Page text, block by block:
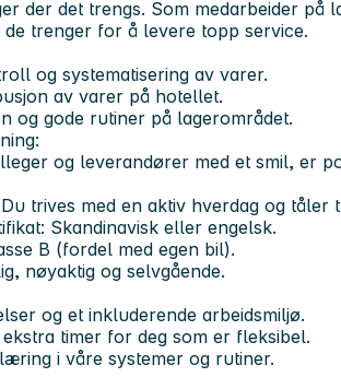
der det trengs. Som medarbeider på
trenger for å levere topp service.
og systematisering av varer.
av varer på hotellet.
og gode rutiner på lagerområdet.
og leverandører med et smil, er
trives med en aktiv hverdag og tåler
Skandinavisk eller engelsk.
B (fordel med egen bil).
nøyaktig og selvgående.
og et inkluderende arbeidsmiljø.
timer for deg som er fleksibel.
i våre systemer og rutiner.